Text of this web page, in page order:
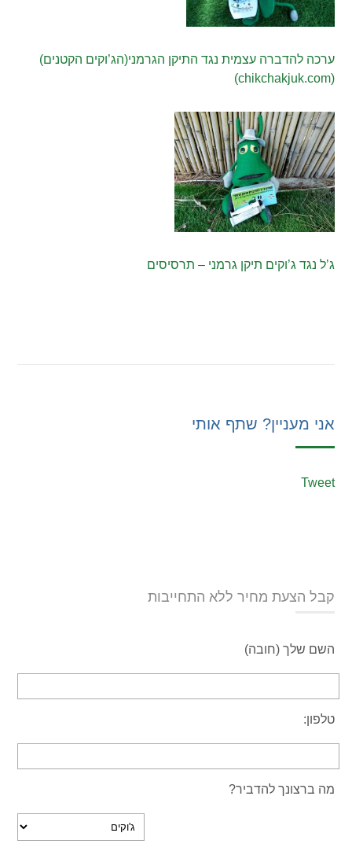
ערכה להדברה עצמית נגד התיקן הגרמני(הג’וקים הקטנים)
(chikchakjuk.com)
ג’ל נגד ג’וקים תיקן גרמני – תרסיסים
אני מעניין? שתף אותי
Tweet
קבל הצעת מחיר ללא התחייבות
השם שלך (חובה)
טלפון:
מה ברצונך להדביר?